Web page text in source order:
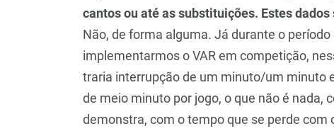
cantos ou até as substituições. Estes
Não, de forma alguma. Já durante o
implementarmos o VAR em competição,
traria interrupção de um minuto/um minuto
de meio minuto por jogo, o que não é nada,
demonstra, com o tempo que se perde